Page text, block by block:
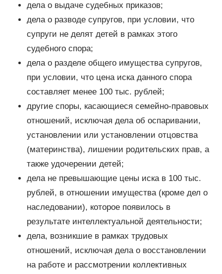
дела о выдаче судебных приказов;
дела о разводе супругов, при условии, что
супруги не делят детей в рамках этого
судебного спора;
дела о разделе общего имущества супругов,
при условии, что цена иска данного спора
составляет менее 100 тыс. рублей;
другие споры, касающиеся семейно-правовых
отношений, исключая дела об оспаривании,
установлении или установлении отцовства
(материнства), лишении родительских прав, а
также удочерении детей;
дела не превышающие цены иска в 100 тыс.
рублей, в отношении имущества (кроме дел о
наследовании), которое появилось в
результате интеллектуальной деятельности;
дела, возникшие в рамках трудовых
отношений, исключая дела о восстановлении
на работе и рассмотрении коллективных